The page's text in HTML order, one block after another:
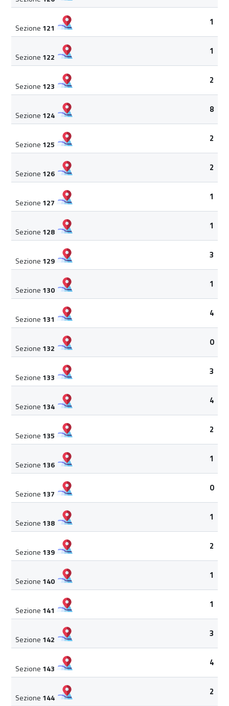
Sezione 121
1
Sezione 122
1
Sezione 123
2
Sezione 124
8
Sezione 125
2
Sezione 126
2
Sezione 127
1
Sezione 128
1
Sezione 129
3
Sezione 130
1
Sezione 131
4
Sezione 132
0
Sezione 133
3
Sezione 134
4
Sezione 135
2
Sezione 136
1
Sezione 137
0
Sezione 138
1
Sezione 139
2
Sezione 140
1
Sezione 141
1
Sezione 142
3
Sezione 143
4
Sezione 144
2